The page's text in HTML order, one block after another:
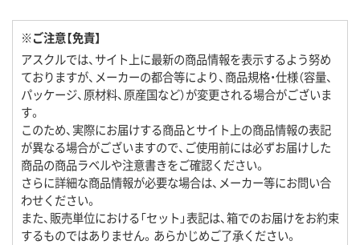
※ご注意【免責】
アスクルでは、サイト上に最新の商品情報を表示するよう努め
ておりますが、メーカーの都合等により、商品規格・仕様（容量、
パッケージ、原材料、原産国など）が変更される場合がございま
す。
このため、実際にお届けする商品とサイト上の商品情報の表記
が異なる場合がございますので、ご使用前には必ずお届けした
商品の商品ラベルや注意書きをご確認ください。
さらに詳細な商品情報が必要な場合は、メーカー等にお問い合
わせください。
また、販売単位における「セット」表記は、箱でのお届けをお約束
するものではありません。あらかじめご了承ください。